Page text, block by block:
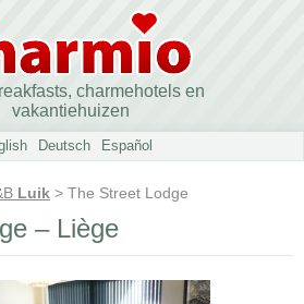
charmehotels en
vakantiehuizen
Deutsch Español
Luik > The Street Lodge
– Liège